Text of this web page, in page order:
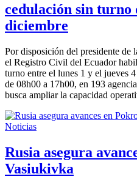
cedulación sin turno
diciembre
Por disposición del presidente
el Registro Civil del Ecuador
turno entre el lunes 1 y el jueves
de 08h00 a 17h00, en 193
busca ampliar la capacidad
Noticias
Rusia asegura
Vasiukivka